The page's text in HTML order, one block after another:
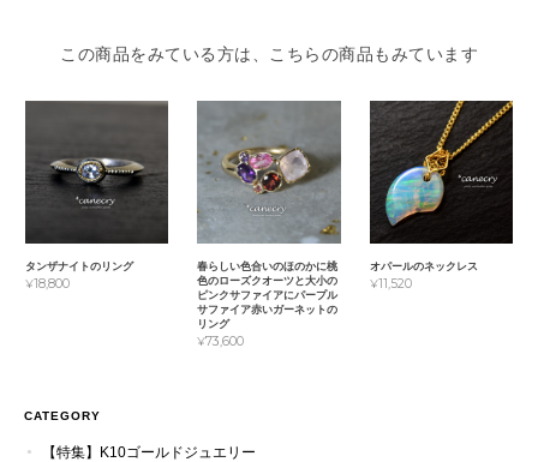
この商品をみている方は、こちらの商品もみています
タンザナイトのリング
¥18,800
春らしい色合いのほのかに桃
色のローズクオーツと大小の
ピンクサファイアにパープル
サファイア赤いガーネットの
リング
¥73,600
オパールのネックレス
¥11,520
CATEGORY
【特集】K10ゴールドジュエリー